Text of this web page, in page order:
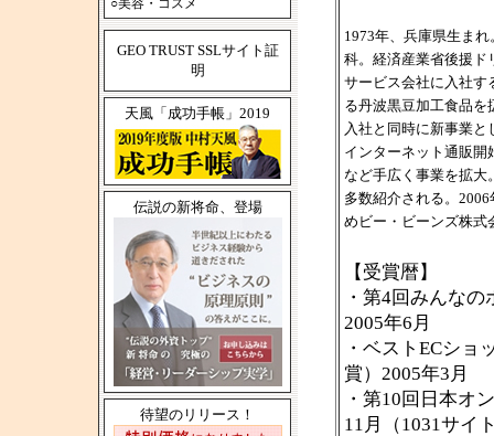
○美容・コスメ
GEO TRUST SSLサイト証
明
天風「成功手帳」2019
伝説の新将命、登場
待望のリリース！
1973年、兵庫県生ま
科。経済産業省後援ド
サービス会社に入社す
る丹波黒豆加工食品を
入社と同時に新事業と
インターネット通販開
など手広く事業を拡大
多数紹介される。
めビー・ビーンズ株式
【受賞暦】
・第4回みんな
2005年6月
・ベストECショ
賞）2005年3月
・第10回日本オ
11月（1031サイ